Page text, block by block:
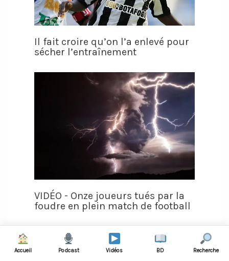
Il fait croire qu’on l’a enlevé pour
sécher l’entraînement
VIDÉO - Onze joueurs tués par la
foudre en plein match de football
Accueil Podcast Vidéos BD Recherche